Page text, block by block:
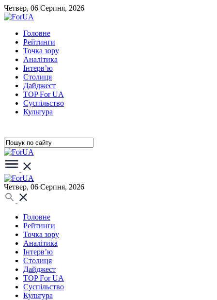
Четвер, 06 Серпня, 2026
Головне
Рейтинги
Точка зору
Аналітика
Інтерв’ю
Столиця
Дайджест
TOP For UA
Суспiльство
Культура
Четвер, 06 Серпня, 2026
Головне
Рейтинги
Точка зору
Аналітика
Інтерв’ю
Столиця
Дайджест
TOP For UA
Суспiльство
Культура